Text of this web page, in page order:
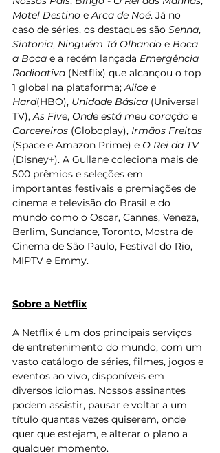
Motel Destino e Arca de Noé. Já no
caso de séries, os destaques são Senna,
Sintonia, Ninguém Tá Olhando e Boca
a Boca e a recém lançada Emergência
Radioativa (Netflix) que alcançou o top
1 global na plataforma; Alice e
Hard(HBO), Unidade Básica (Universal
TV), As Five, Onde está meu coração e
Carcereiros (Globoplay), Irmãos Freitas
(Space e Amazon Prime) e O Rei da TV
(Disney+). A Gullane coleciona mais de
500 prêmios e seleções em
importantes festivais e premiações de
cinema e televisão do Brasil e do
mundo como o Oscar, Cannes, Veneza,
Berlim, Sundance, Toronto, Mostra de
Cinema de São Paulo, Festival do Rio,
MIPTV e Emmy.
Sobre a Netflix
A Netflix é um dos principais serviços
de entretenimento do mundo, com um
vasto catálogo de séries, filmes, jogos e
eventos ao vivo, disponíveis em
diversos idiomas. Nossos assinantes
podem assistir, pausar e voltar a um
título quantas vezes quiserem, onde
quer que estejam, e alterar o plano a
qualquer momento.